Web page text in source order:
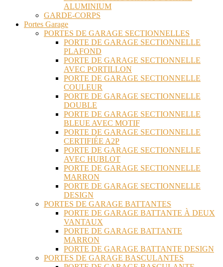
ALUMINIUM
GARDE-CORPS
Portes Garage
PORTES DE GARAGE SECTIONNELLES
PORTE DE GARAGE SECTIONNELLE
PLAFOND
PORTE DE GARAGE SECTIONNELLE
AVEC PORTILLON
PORTE DE GARAGE SECTIONNELLE
COULEUR
PORTE DE GARAGE SECTIONNELLE
DOUBLE
PORTE DE GARAGE SECTIONNELLE
BLEUE AVEC MOTIF
PORTE DE GARAGE SECTIONNELLE
CERTIFIÉE A2P
PORTE DE GARAGE SECTIONNELLE
AVEC HUBLOT
PORTE DE GARAGE SECTIONNELLE
MARRON
PORTE DE GARAGE SECTIONNELLE
DESIGN
PORTES DE GARAGE BATTANTES
PORTE DE GARAGE BATTANTE À DEUX
VANTAUX
PORTE DE GARAGE BATTANTE
MARRON
PORTE DE GARAGE BATTANTE DESIGN
PORTES DE GARAGE BASCULANTES